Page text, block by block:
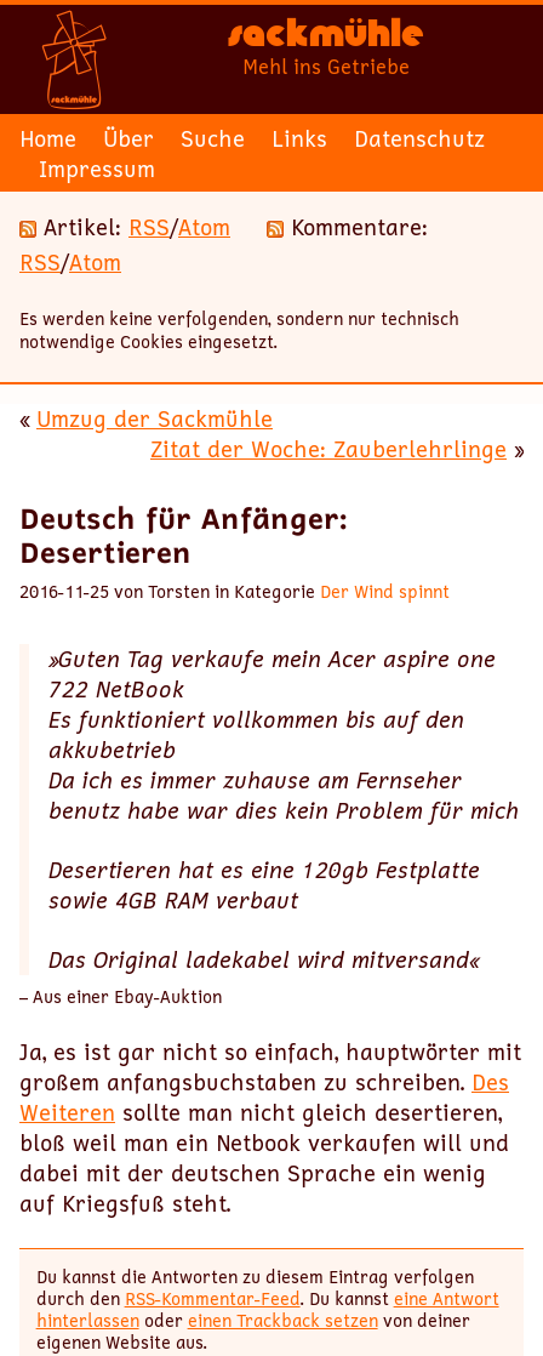
Sackmühle
Mehl ins Getriebe
Home Über Suche Links
Datenschutz
Impressum
Artikel: RSS/Atom
Kommentare:
RSS/Atom
Es werden keine verfolgenden, sondern nur technisch
notwendige Cookies eingesetzt.
« Umzug der Sackmühle
Zitat der Woche: Zauberlehrlinge »
Deutsch für Anfänger:
Desertieren
2016-11-25 von Torsten in Kategorie Der Wind spinnt
»Guten Tag verkaufe mein Acer aspire one
722 NetBook
Es funktioniert vollkommen bis auf den
akkubetrieb
Da ich es immer zuhause am Fernseher
benutz habe war dies kein Problem für mich
Desertieren hat es eine 120gb Festplatte
sowie 4GB RAM verbaut
Das Original ladekabel wird mitversand«
– Aus einer Ebay-Auktion
Ja, es ist gar nicht so einfach, hauptwörter mit
großem anfangsbuchstaben zu schreiben. Des
Weiteren sollte man nicht gleich desertieren,
bloß weil man ein Netbook verkaufen will und
dabei mit der deutschen Sprache ein wenig
auf Kriegsfuß steht.
Du kannst die Antworten zu diesem Eintrag verfolgen
durch den RSS-Kommentar-Feed. Du kannsteine Antwort
hinterlassenodereinen Trackback setzenvon deiner
eigenen Website aus.